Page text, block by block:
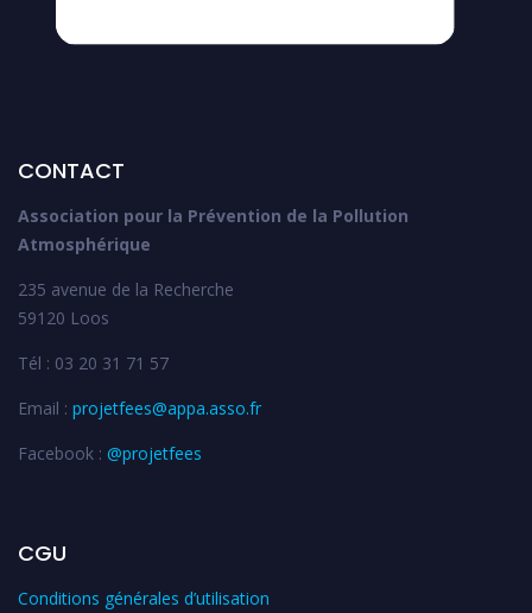
CONTACT
Association pour la Prévention de la Pollution
Atmosphérique
235 avenue de la Recherche
59120 Loos
Tél : 03 20 31 71 57
Email : projetfees@appa.asso.fr
Facebook : @projetfees
CGU
Conditions générales d’utilisation